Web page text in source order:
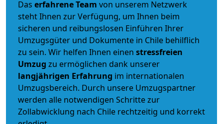
Das erfahrene Team von unserem Netzwerk
steht Ihnen zur Verfügung, um Ihnen beim
sicheren und reibungslosen Einführen Ihrer
Umzugsgüter und Dokumente in Chile behilflich
zu sein. Wir helfen Ihnen einen stressfreien
Umzug zu ermöglichen dank unserer
langjährigen Erfahrung im internationalen
Umzugsbereich. Durch unsere Umzugspartner
werden alle notwendigen Schritte zur
Zollabwicklung nach Chile rechtzeitig und korrekt